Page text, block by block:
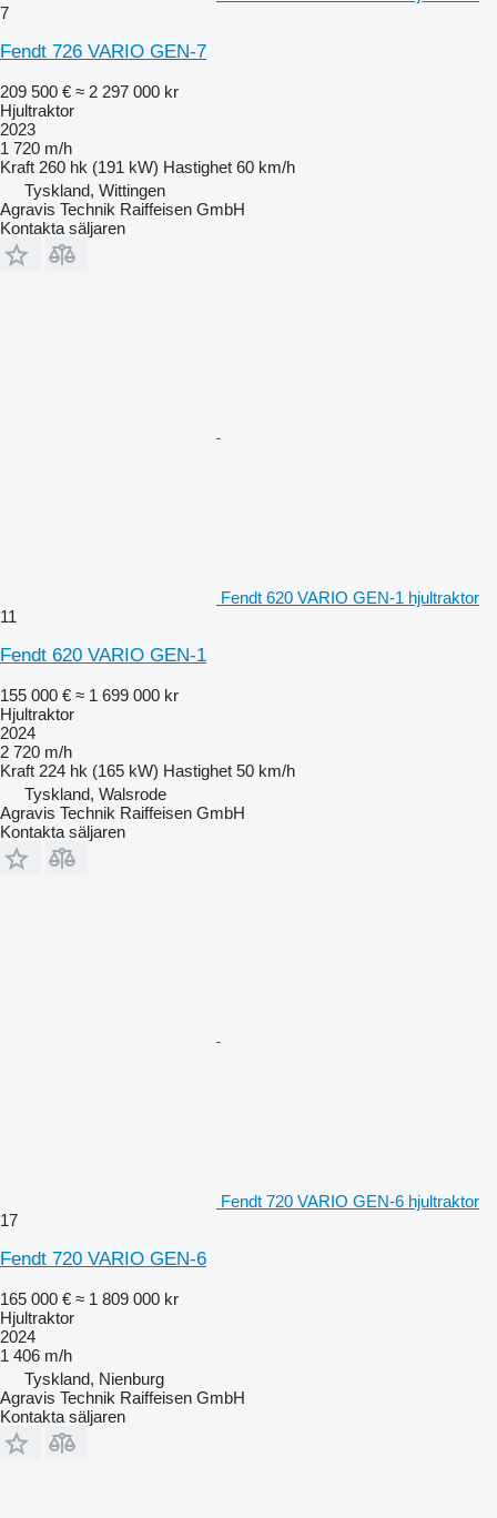
7
Fendt 726 VARIO GEN-7
209 500 € ≈ 2 297 000 kr
Hjultraktor
2023
1 720 m/h
Kraft 260 hk (191 kW) Hastighet 60 km/h
Tyskland, Wittingen
Agravis Technik Raiffeisen GmbH
Kontakta säljaren
Fendt 620 VARIO GEN-1 hjultraktor
11
Fendt 620 VARIO GEN-1
155 000 € ≈ 1 699 000 kr
Hjultraktor
2024
2 720 m/h
Kraft 224 hk (165 kW) Hastighet 50 km/h
Tyskland, Walsrode
Agravis Technik Raiffeisen GmbH
Kontakta säljaren
Fendt 720 VARIO GEN-6 hjultraktor
17
Fendt 720 VARIO GEN-6
165 000 € ≈ 1 809 000 kr
Hjultraktor
2024
1 406 m/h
Tyskland, Nienburg
Agravis Technik Raiffeisen GmbH
Kontakta säljaren